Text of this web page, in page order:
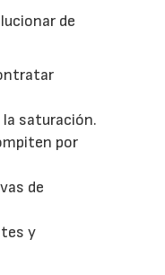
de
saturación.
por
de
y